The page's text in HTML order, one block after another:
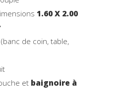
1.60 X 2.00
de coin, table,
et baignoire à